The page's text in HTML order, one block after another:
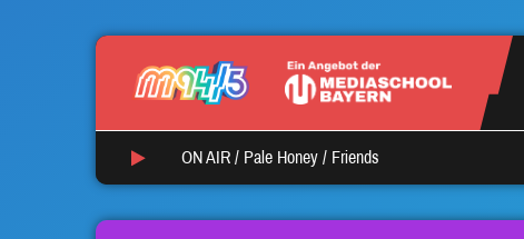
ON AIR / Pale Honey / Friends